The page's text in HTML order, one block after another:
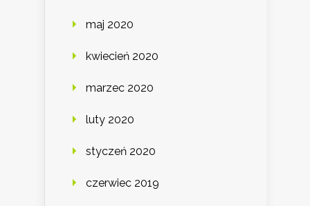
maj 2020
kwiecień 2020
marzec 2020
luty 2020
styczeń 2020
czerwiec 2019